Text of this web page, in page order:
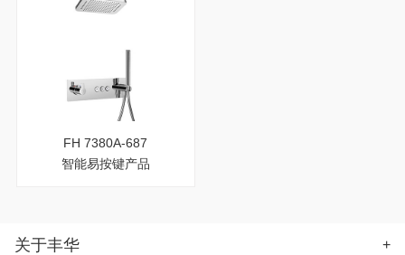
FH 7380A-687
智能易按键产品
关于丰华 +